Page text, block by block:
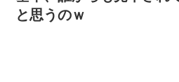
と思うのｗ